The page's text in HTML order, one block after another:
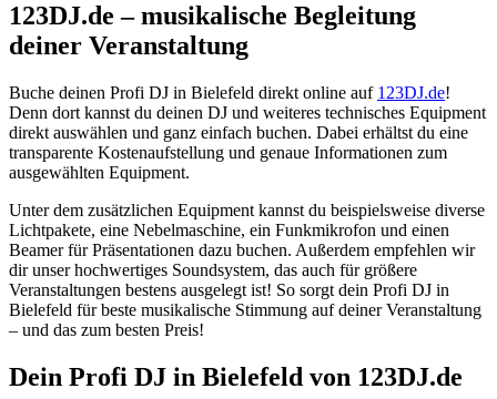
123DJ.de – musikalische Begleitung
deiner Veranstaltung
Buche deinen Profi DJ in Bielefeld direkt online auf 123DJ.de!
Denn dort kannst du deinen DJ und weiteres technisches Equipment
direkt auswählen und ganz einfach buchen. Dabei erhältst du eine
transparente Kostenaufstellung und genaue Informationen zum
ausgewählten Equipment.
Unter dem zusätzlichen Equipment kannst du beispielsweise diverse
Lichtpakete, eine Nebelmaschine, ein Funkmikrofon und einen
Beamer für Präsentationen dazu buchen. Außerdem empfehlen wir
dir unser hochwertiges Soundsystem, das auch für größere
Veranstaltungen bestens ausgelegt ist! So sorgt dein Profi DJ in
Bielefeld für beste musikalische Stimmung auf deiner Veranstaltung
– und das zum besten Preis!
Dein Profi DJ in Bielefeld von 123DJ.de